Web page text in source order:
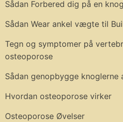
Sådan Forbered dig på en
Sådan Wear ankel vægte til
Tegn og symptomer på
osteoporose
Sådan genopbygge knoglerne
Hvordan osteoporose virker
Osteoporose Øvelser